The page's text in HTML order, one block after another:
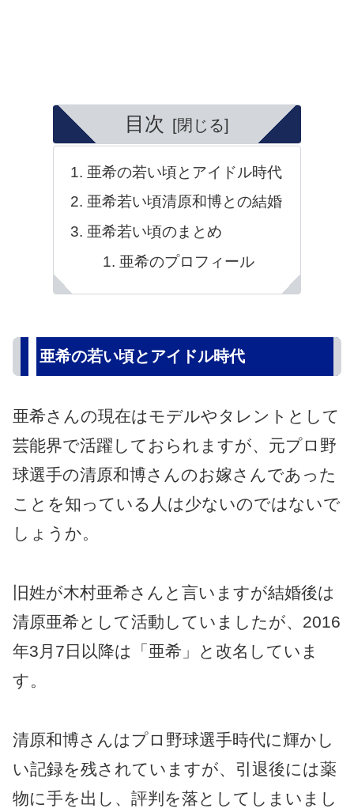
目次
亜希の若い頃とアイドル時代
亜希若い頃清原和博との結婚
亜希若い頃のまとめ
亜希のプロフィール
亜希の若い頃とアイドル時代
亜希さんの現在はモデルやタレントとして
芸能界で活躍しておられますが、元プロ野
球選手の清原和博さんのお嫁さんであった
ことを知っている人は少ないのではないで
しょうか。
旧姓が木村亜希さんと言いますが結婚後は
清原亜希として活動していましたが、2016
年3月7日以降は「亜希」と改名していま
す。
清原和博さんはプロ野球選手時代に輝かし
い記録を残されていますが、引退後には薬
物に手を出し、評判を落としてしまいまし